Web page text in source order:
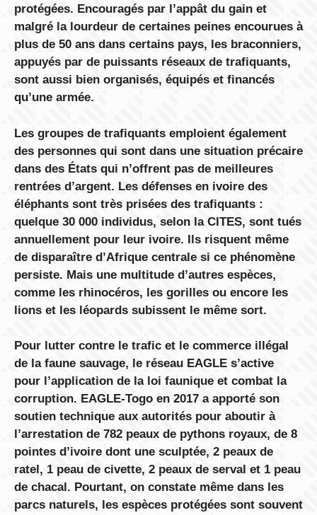
protégées. Encouragés par l’appât du gain et
malgré la lourdeur de certaines peines encourues à
plus de 50 ans dans certains pays, les braconniers,
appuyés par de puissants réseaux de trafiquants,
sont aussi bien organisés, équipés et financés
qu’une armée.
Les groupes de trafiquants emploient également
des personnes qui sont dans une situation précaire
dans des États qui n’offrent pas de meilleures
rentrées d’argent. Les défenses en ivoire des
éléphants sont très prisées des trafiquants :
quelque 30 000 individus, selon la CITES, sont tués
annuellement pour leur ivoire. Ils risquent même
de disparaître d’Afrique centrale si ce phénomène
persiste. Mais une multitude d’autres espèces,
comme les rhinocéros, les gorilles ou encore les
lions et les léopards subissent le même sort.
Pour lutter contre le trafic et le commerce illégal
de la faune sauvage, le réseau EAGLE s’active
pour l’application de la loi faunique et combat la
corruption. EAGLE-Togo en 2017 a apporté son
soutien technique aux autorités pour aboutir à
l’arrestation de 782 peaux de pythons royaux, de 8
pointes d’ivoire dont une sculptée, 2 peaux de
ratel, 1 peau de civette, 2 peaux de serval et 1 peau
de chacal. Pourtant, on constate même dans les
parcs naturels, les espèces protégées sont souvent